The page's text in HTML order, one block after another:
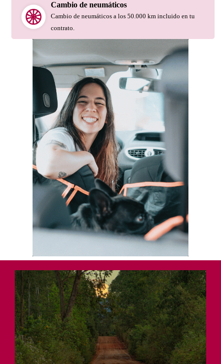
Cambio de neumáticos
Cambio de neumáticos a los 50.000 km incluido en tu
contrato.